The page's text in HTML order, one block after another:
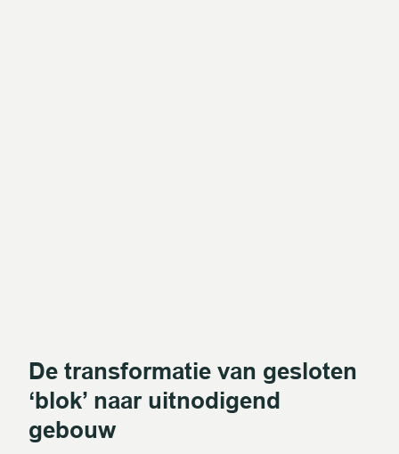
De transformatie van gesloten
‘blok’ naar uitnodigend
gebouw